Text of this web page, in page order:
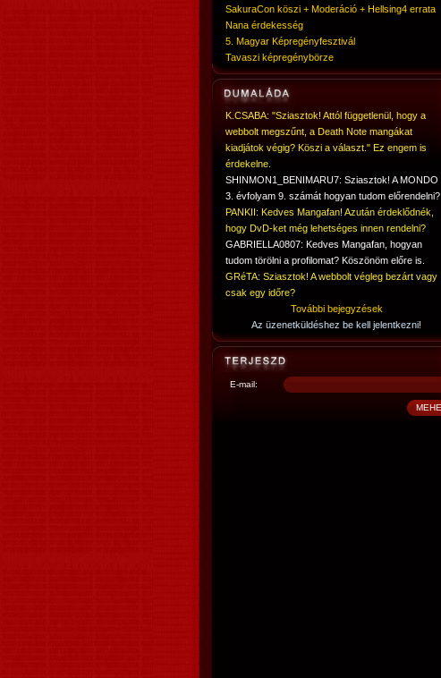
SakuraCon köszi + Moderáció + Hellsing4 errata
Nana érdekesség
5. Magyar Képregényfesztivál
Tavaszi képregénybörze
K.CSABA: "Sziasztok! Attól függetlenül, hogy a
webbolt megszűnt, a Death Note mangákat
kiadjátok végig? Köszi a választ." Ez engem is
érdekelne.
SHINMON1_BENIMARU7: Sziasztok! A MONDO
3. évfolyam 9. számát hogyan tudom előrendelni?
PANKII: Kedves Mangafan! Azután érdeklődnék,
hogy DvD-ket még lehetséges innen rendelni?
GABRIELLA0807: Kedves Mangafan, hogyan
tudom törölni a profilomat? Köszönöm előre is.
GRéTA: Sziasztok! A webbolt végleg bezárt vagy
csak egy időre?
További bejegyzések
Az üzenetküldéshez be kell jelentkezni!
E-mail: